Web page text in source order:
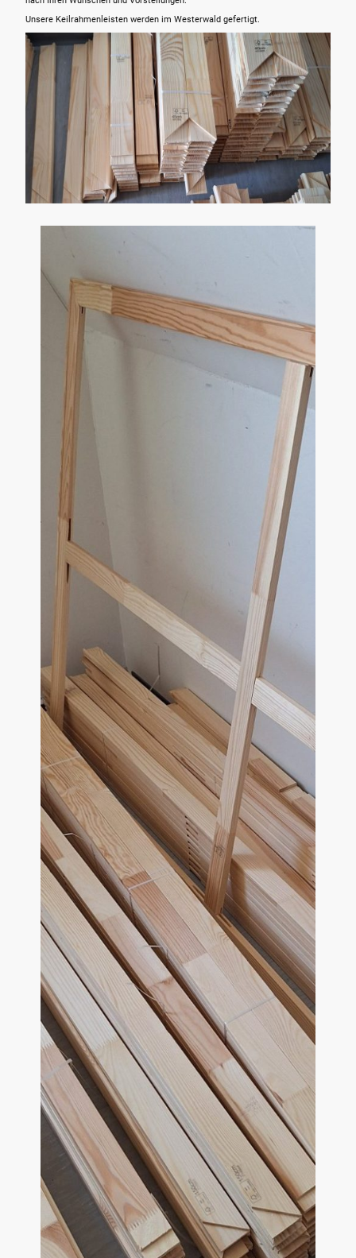
Unsere Keilrahmenleisten werden im Westerwald gefertigt.